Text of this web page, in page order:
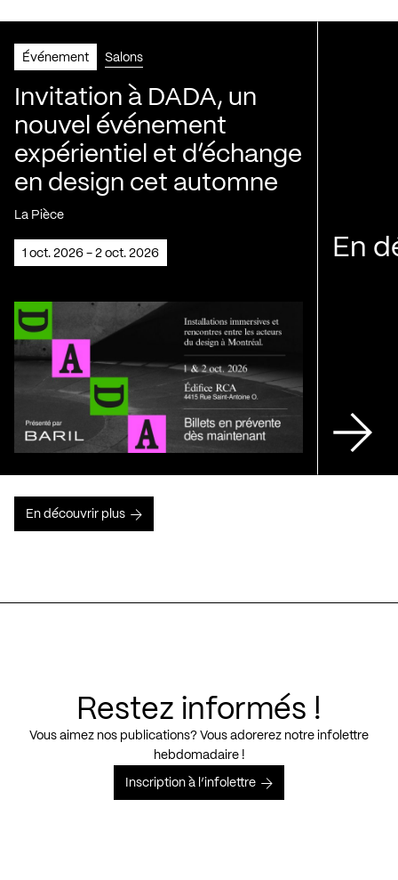
Événement Salons
Invitation à DADA, un
nouvel événement
expérientiel et d’échange
en design cet automne
La Pièce
1 oct. 2026 - 2 oct. 2026 En
En découvrir plus
Restez informés !
Vous aimez nos publications? Vous adorerez notre infolettre
hebdomadaire !
Inscription à l’infolettre